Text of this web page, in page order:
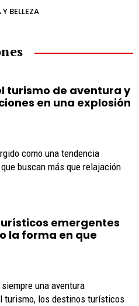
BELLEZA
turismo de aventura y
en una explosión
como una tendencia
buscan más que relajación
emergentes
la forma en que
una aventura
turismo, los destinos turísticos